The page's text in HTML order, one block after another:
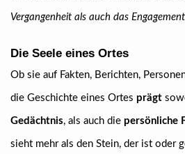
Vergangenheit als auch das
Die Seele eines Ortes
Ob sie auf Fakten, Berichten,
die Geschichte eines Ortes prägt
Gedächtnis, als auch die persönliche
sieht mehr als den Stein, der ist oder